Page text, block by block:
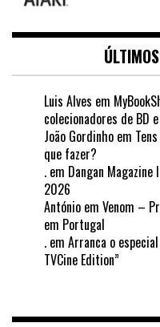
Luis Alves em
colecionadores de BD
João Gordinho em
que fazer?
. em Dangan
2026
António em Venom –
em Portugal
. em Arranca o
TVCine Edition”